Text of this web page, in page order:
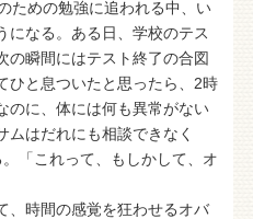
ための勉強に追われる中、い
になる。ある日、学校のテス
の瞬間にはテスト終了の合図
と息ついたと思ったら、2時
のに、体には何も異常がない
ムはだれにも相談できなく
「これって、もしかして、オ
、時間の感覚を狂わせるオバ